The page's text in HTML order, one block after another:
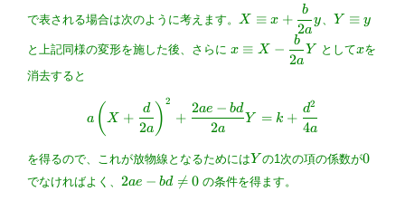
で表される場合は次のように考えます。
X \equiv
x+\dfrac{b}
{2 a} y
X ≡ x +
2a
b
y、 Y
\equiv
y
Y ≡ y
と上記同様の変形を施した後、さらに
x \equiv
X-
x ≡ X −
2a
b
Y としてxを
消去すると
a (X +
2a
d ) 2
+
2a
2ae − bd
Y = k +
4a
d2
を得るので、これが放物線となるためにはY
Y の1次の項の係数が0
0
でなければよく、 2ae-
2ae − bd 
= 0 の条件を得ます。